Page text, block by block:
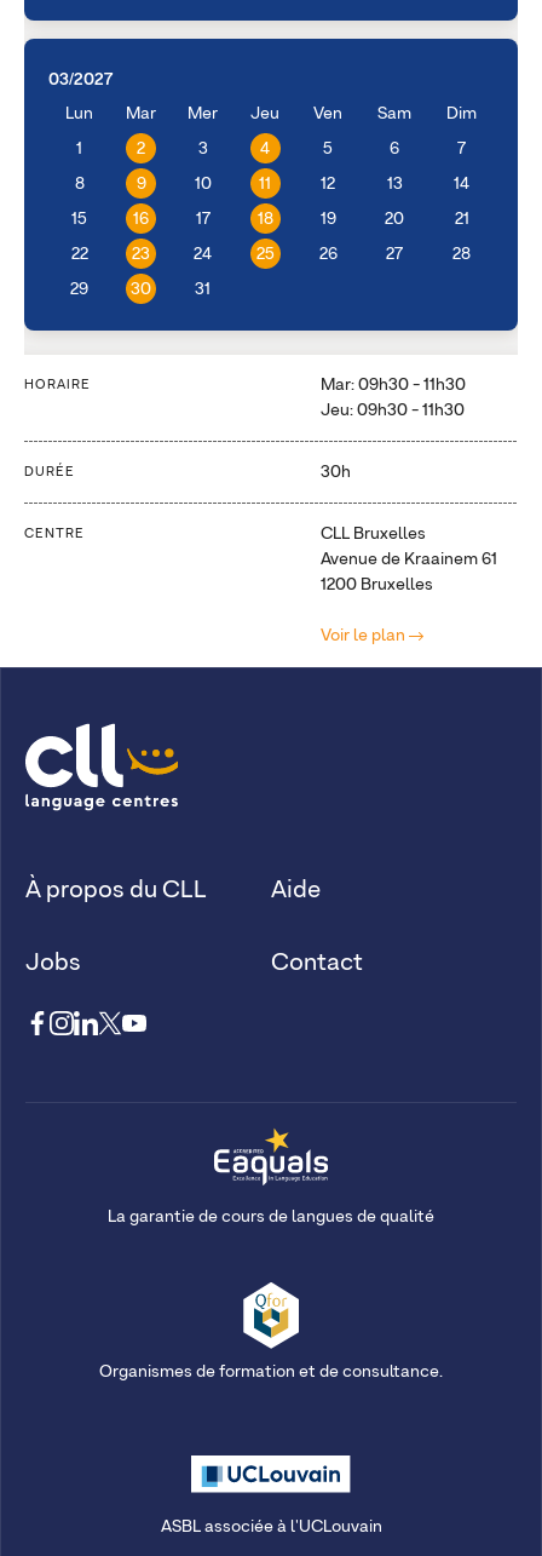
03/2027
Lun
Mar Mer Jeu Ven Sam Dim
1 2 3 4 5 6 7
8 9 10 11 12 13 14
15 16 17 18 19 20 21
22 23 24 25 26 27 28
29 30 31
HORAIRE
Mar: 09h30 - 11h30
Jeu: 09h30 - 11h30
DURÉE 30h
CENTRE
CLL Bruxelles
Avenue de Kraainem 61
1200 Bruxelles
Voir le plan
À propos du CLL
Jobs
Aide
Contact
La garantie de cours de langues de qualité
Organismes de formation et de consultance.
ASBL associée à l'UCLouvain